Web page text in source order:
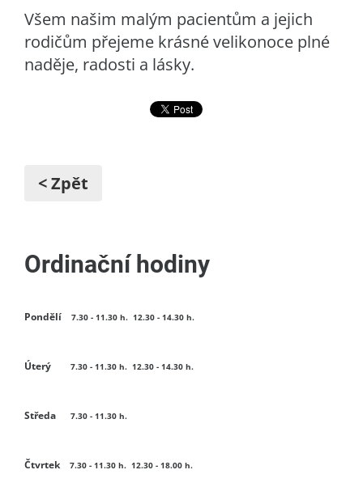
Všem našim malým pacientům a jejich
rodičům přejeme krásné velikonoce plné
naděje, radosti a lásky.
< Zpět
Ordinační hodiny
Pondělí 7.30 - 11.30 h. 12.30 - 14.30 h.
Úterý 7.30 - 11.30 h. 12.30 - 14.30 h.
Středa 7.30 - 11.30 h.
Čtvrtek 7.30 - 11.30 h. 12.30 - 18.00 h.